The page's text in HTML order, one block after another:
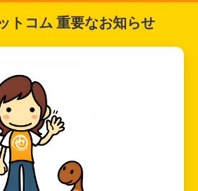
トコム 重要なお知らせ